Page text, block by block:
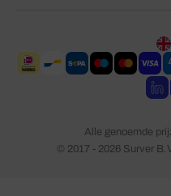
© 2017 - 2026 Surver
Alle genoemde